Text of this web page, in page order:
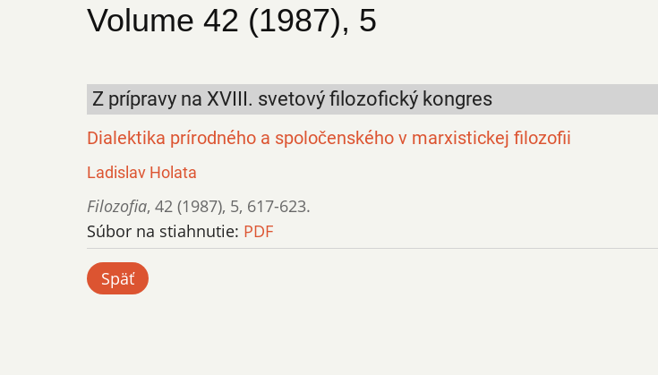
Volume 42 (1987), 5
Z prípravy na XVIII. svetový filozofický kongres
Dialektika prírodného a spoločenského v marxistickej filozofii
Ladislav Holata
Filozofia, 42 (1987), 5, 617-623.
Súbor na stiahnutie: PDF
Späť